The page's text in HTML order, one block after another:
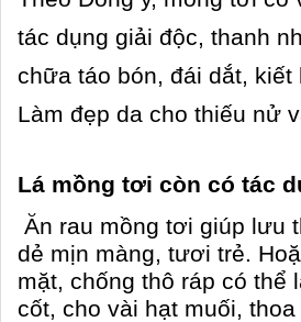
tác dụng giải độc, thanh
chữa táo bón, đái dắt,
Làm đẹp da cho thiếu nử
Lá mồng tơi còn có tác
Ăn rau mồng tơi giúp lưu
dẻ mịn màng, tươi trẻ.
mặt, chống thô ráp có
cốt, cho vài hạt muối,